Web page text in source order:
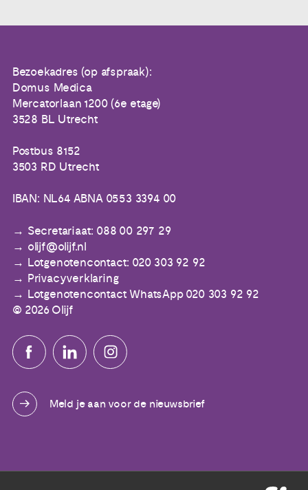
Bezoekadres (op afspraak):
Domus Medica
Mercatorlaan 1200 (6e etage)
3528 BL Utrecht
Postbus 8152
3503 RD Utrecht
IBAN: NL64 ABNA 0553 3394 00
Secretariaat: 088 00 297 29
olijf@olijf.nl
Lotgenotencontact: 020 303 92 92
Privacyverklaring
Lotgenotencontact WhatsApp 020 303 92 92
© 2026 Olijf
Meld je aan voor de nieuwsbrief